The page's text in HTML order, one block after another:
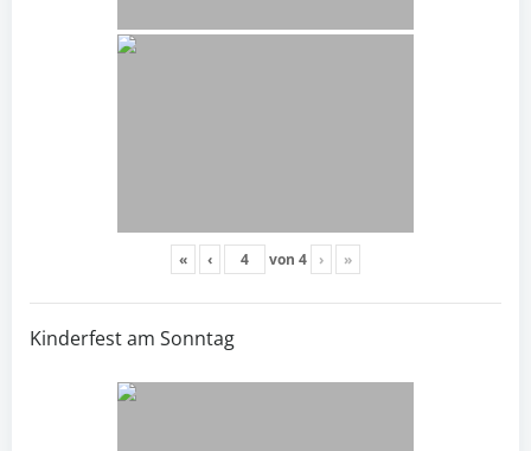
« ‹ von 4 › »
Kinderfest am Sonntag